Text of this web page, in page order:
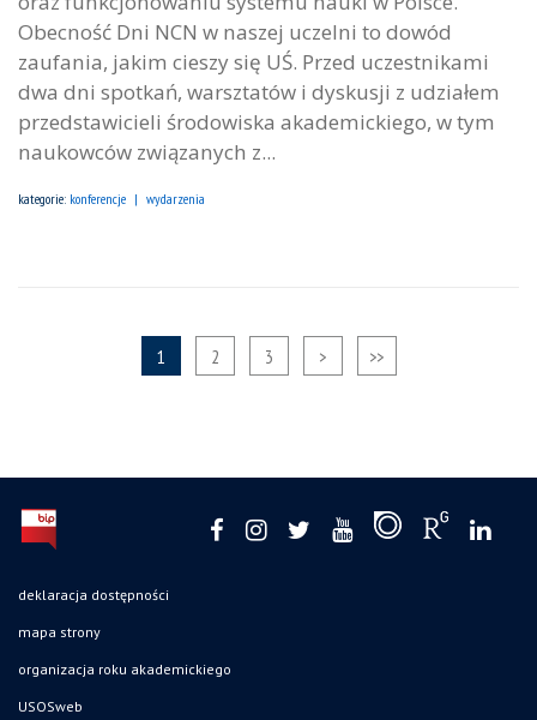
Obecność Dni NCN w naszej uczelni to dowód
zaufania, jakim cieszy się UŚ. Przed uczestnikami
dwa dni spotkań, warsztatów i dyskusji z udziałem
przedstawicieli środowiska akademickiego, w tym
naukowców związanych z...
kategorie: konferencje wydarzenia
1 2 3 > >>
deklaracja dostępności
mapa strony
organizacja roku akademickiego
USOSweb